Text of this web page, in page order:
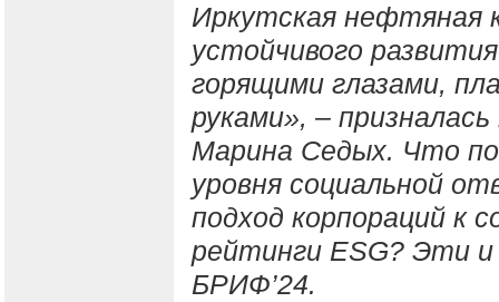
Иркутская нефтяная
устойчивого
горящими глазами,
руками», –
Марина Седых. Что
уровня социальной
подход корпораций к
рейтинги ESG? Эти и
БРИФ’24.